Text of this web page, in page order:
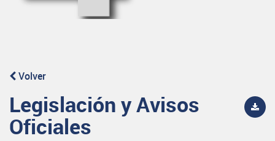
Volver
Legislación y Avisos
Oficiales